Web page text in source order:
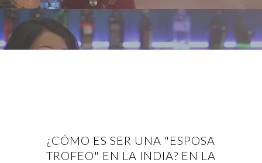
¿CÓMO ES SER UNA "ESPOSA
TROFEO" EN LA INDIA? EN LA